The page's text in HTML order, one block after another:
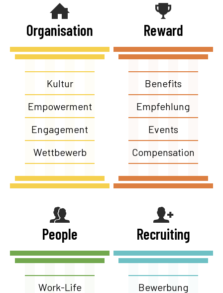
Organisation
Kultur
Empowerment
Engagement
Wettbewerb
Reward
Benefits
Empfehlung
Events
Compensation
People
Work-Life
Recruiting
Bewerbung